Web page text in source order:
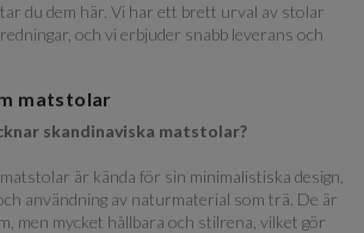
du dem här. Vi har ett brett urval av stolar
och vi erbjuder snabb leverans och
matstolar
skandinaviska matstolar?
är kända för sin minimalistiska design,
användning av naturmaterial som trä. De är
men mycket hållbara och stilrena, vilket gör